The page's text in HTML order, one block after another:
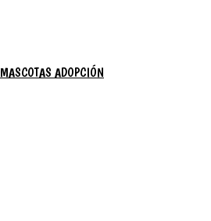
MASCOTAS ADOPCIÓN